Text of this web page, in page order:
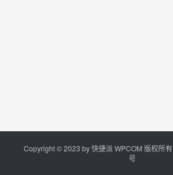
Copyright © 2023 by快捷派WPCOM 版权所有
号